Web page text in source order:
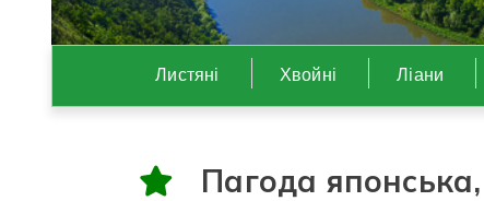
Листяні Хвойні Ліани
Пагода